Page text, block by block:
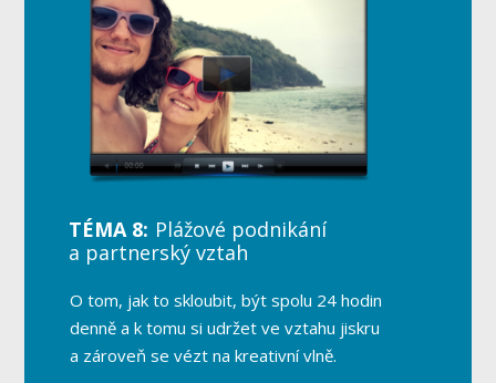
TÉMA 8: Plážové podnikání
a partnerský vztah
O tom, jak to skloubit, být spolu 24 hodin
denně a k tomu si udržet ve vztahu jiskru
a zároveň se vézt na kreativní vlně.